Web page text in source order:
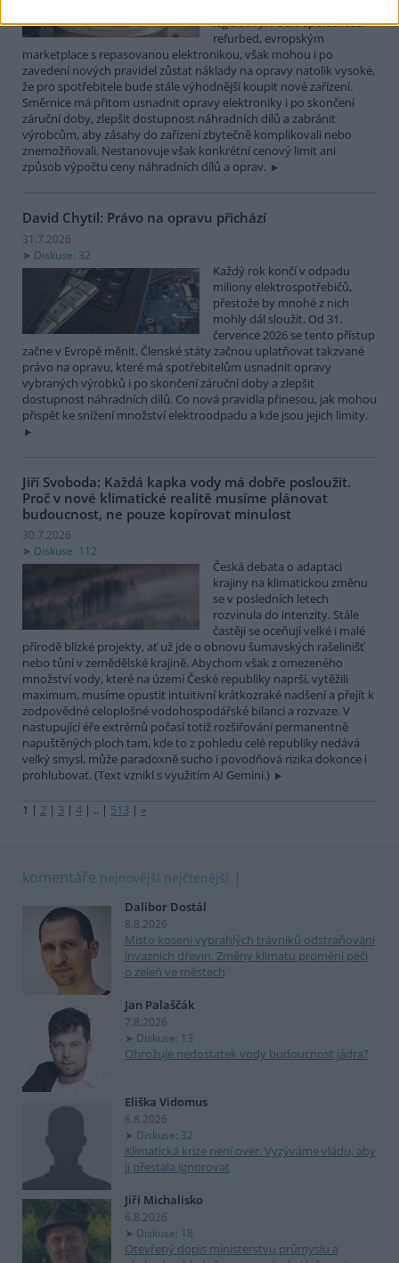
legislativy. Podle společnosti
refurbed, evropským
marketplace s repasovanou elektronikou, však mohou i po
zavedení nových pravidel zůstat náklady na opravy natolik vysoké,
že pro spotřebitele bude stále výhodnější koupit nové zařízení.
Směrnice má přitom usnadnit opravy elektroniky i po skončení
záruční doby, zlepšit dostupnost náhradních dílů a zabránit
výrobcům, aby zásahy do zařízení zbytečně komplikovali nebo
znemožňovali. Nestanovuje však konkrétní cenový limit ani
způsob výpočtu ceny náhradních dílů a oprav.
David Chytil: Právo na opravu přichází
31.7.2026
Diskuse: 32
Každý rok končí v odpadu
miliony elektrospotřebičů,
přestože by mnohé z nich
mohly dál sloužit. Od 31.
července 2026 se tento přístup
začne v Evropě měnit. Členské státy začnou uplatňovat takzvané
právo na opravu, které má spotřebitelům usnadnit opravy
vybraných výrobků i po skončení záruční doby a zlepšit
dostupnost náhradních dílů. Co nová pravidla přinesou, jak mohou
přispět ke snížení množství elektroodpadu a kde jsou jejich limity.
Jiří Svoboda: Každá kapka vody má dobře posloužit.
Proč v nové klimatické realitě musíme plánovat
budoucnost, ne pouze kopírovat minulost
30.7.2026
Diskuse: 112
Česká debata o adaptaci
krajiny na klimatickou změnu
se v posledních letech
rozvinula do intenzity. Stále
častěji se oceňují velké i malé
přírodě blízké projekty, ať už jde o obnovu šumavských rašelinišť
nebo tůní v zemědělské krajině. Abychom však z omezeného
množství vody, které na území České republiky naprší, vytěžili
maximum, musíme opustit intuitivní krátkozraké nadšení a přejít k
zodpovědné celoplošné vodohospodářské bilanci a rozvaze. V
nastupující éře extrémů počasí totiž rozšiřování permanentně
napuštěných ploch tam, kde to z pohledu celé republiky nedává
velký smysl, může paradoxně sucho i povodňová rizika dokonce i
prohlubovat. (Text vznikl s využitím AI Gemini.)
1 | 2 | 3 | 4 | .. | 513 | »
komentáře nejnovější nejčtenější
Dalibor Dostál
8.8.2026
Místo kosení vyprahlých trávníků odstraňování
invazních dřevin. Změny klimatu promění péči
o zeleň ve městech
Jan Palaščák
7.8.2026
Diskuse: 13
Ohrožuje nedostatek vody budoucnost jádra?
Eliška Vidomus
6.8.2026
Diskuse: 32
Klimatická krize není over. Vyzýváme vládu, aby
ji přestala ignorovat
Jiří Michalisko
6.8.2026
Diskuse: 18
Otevřený dopis ministerstvu průmyslu a